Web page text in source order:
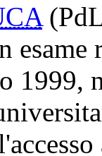
1999,